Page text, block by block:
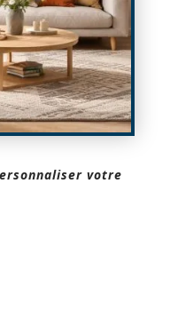
votre